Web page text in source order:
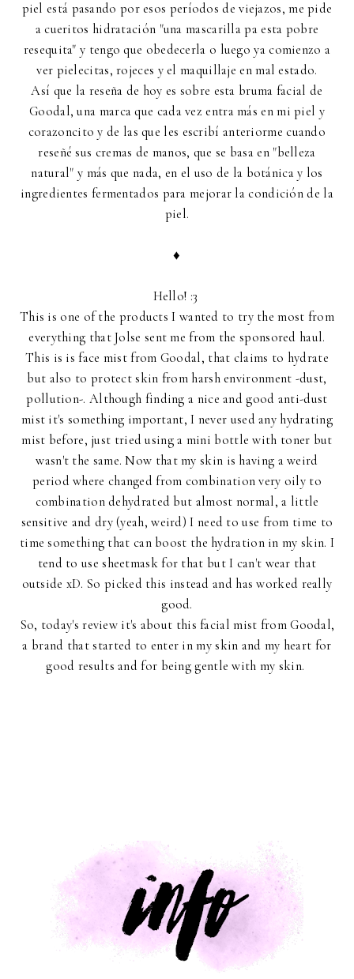
piel está pasando por esos períodos de viejazos, me pide
a cueritos hidratación "una mascarilla pa esta pobre
resequita" y tengo que obedecerla o luego ya comienzo a
ver pielecitas, rojeces y el maquillaje en mal estado.
Así que la reseña de hoy es sobre esta bruma facial de
Goodal, una marca que cada vez entra más en mi piel y
corazoncito y de las que les escribí anteriorme cuando
reseñé sus cremas de manos, que se basa en "belleza
natural" y más que nada, en el uso de la botánica y los
ingredientes fermentados para mejorar la condición de la
piel.
♦
Hello! :3
This is one of the products I wanted to try the most from
everything that Jolse sent me from the sponsored haul.
This is is face mist from Goodal, that claims to hydrate
but also to protect skin from harsh environment -dust,
pollution-. Although finding a nice and good anti-dust
mist it's something important, I never used any hydrating
mist before, just tried using a mini bottle with toner but
wasn't the same. Now that my skin is having a weird
period where changed from combination very oily to
combination dehydrated but almost normal, a little
sensitive and dry (yeah, weird) I need to use from time to
time something that can boost the hydration in my skin. I
tend to use sheetmask for that but I can't wear that
outside xD. So picked this instead and has worked really
good.
So, today's review it's about this facial mist from Goodal,
a brand that started to enter in my skin and my heart for
good results and for being gentle with my skin.